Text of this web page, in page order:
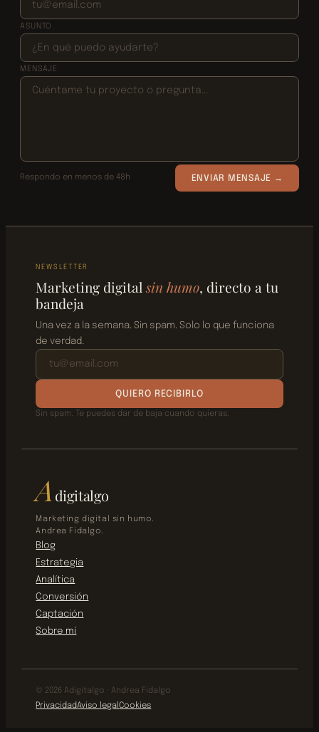
ASUNTO
MENSAJE
Respondo en menos de 48h ENVIAR MENSAJE →
NEWSLETTER
Marketing digitalsin humo, directo a tu
bandeja
Una vez a la semana. Sin spam. Solo lo que funciona
de verdad.
QUIERO RECIBIRLO
Sin spam. Te puedes dar de baja cuando quieras.
A digitalgo
Marketing digital sin humo.
Andrea Fidalgo.
Blog
Estrategia
Analítica
Conversión
Captación
Sobre mí
© 2026 Adigitalgo · Andrea Fidalgo
PrivacidadAviso legalCookies